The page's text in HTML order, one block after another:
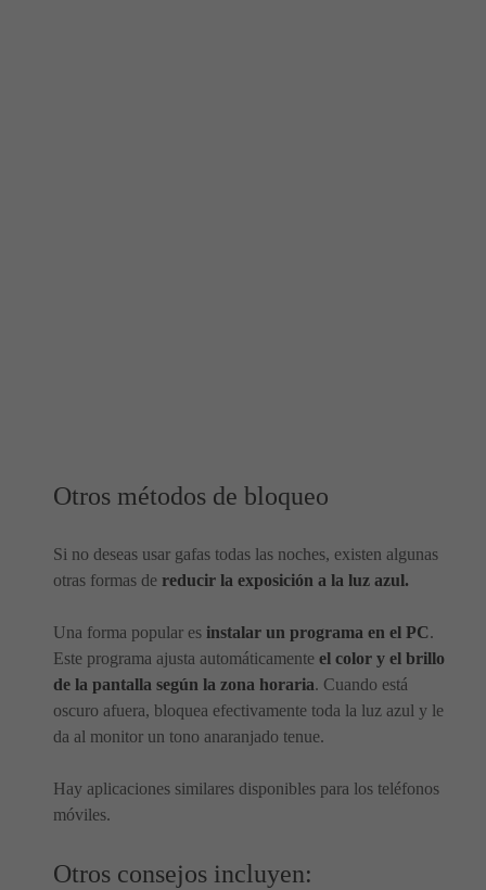
Otros métodos de bloqueo
Si no deseas usar gafas todas las noches, existen algunas
otras formas de reducir la exposición a la luz azul.
Una forma popular es instalar un programa en el PC.
Este programa ajusta automáticamente el color y el brillo
de la pantalla según la zona horaria. Cuando está
oscuro afuera, bloquea efectivamente toda la luz azul y le
da al monitor un tono anaranjado tenue.
Hay aplicaciones similares disponibles para los teléfonos
móviles.
Otros consejos incluyen: